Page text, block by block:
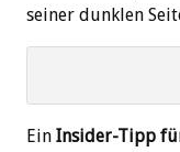
seiner dunklen
Ein Insider-Tipp